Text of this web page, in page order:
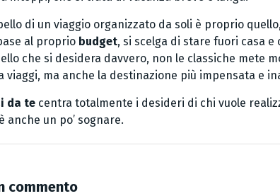
di un viaggio organizzato da soli è proprio
al proprio budget, si scelga di stare fuori casa
che si desidera davvero, non le classiche mete
viaggi, ma anche la destinazione più impensata e
da te centra totalmente i desideri di chi vuole
anche un po’ sognare.
commento